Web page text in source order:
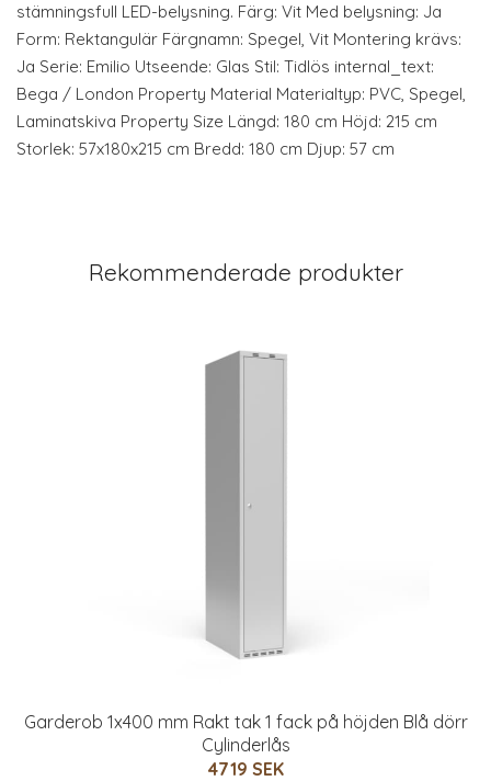
stämningsfull LED-belysning. Färg: Vit Med belysning: Ja
Form: Rektangulär Färgnamn: Spegel, Vit Montering krävs:
Ja Serie: Emilio Utseende: Glas Stil: Tidlös internal_text:
Bega / London Property Material Materialtyp: PVC, Spegel,
Laminatskiva Property Size Längd: 180 cm Höjd: 215 cm
Storlek: 57x180x215 cm Bredd: 180 cm Djup: 57 cm
Rekommenderade produkter
Garderob 1x400 mm Rakt tak 1 fack på höjden Blå dörr
Cylinderlås
4719 SEK